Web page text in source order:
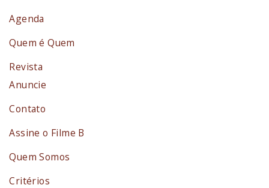
Agenda
Quem é Quem
Revista
Anuncie
Contato
Assine o Filme B
Quem Somos
Critérios